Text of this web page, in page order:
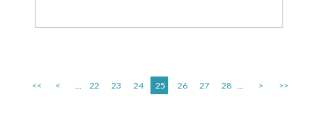
<< < ... 22 23 24 25 26 27 28 ... > >>